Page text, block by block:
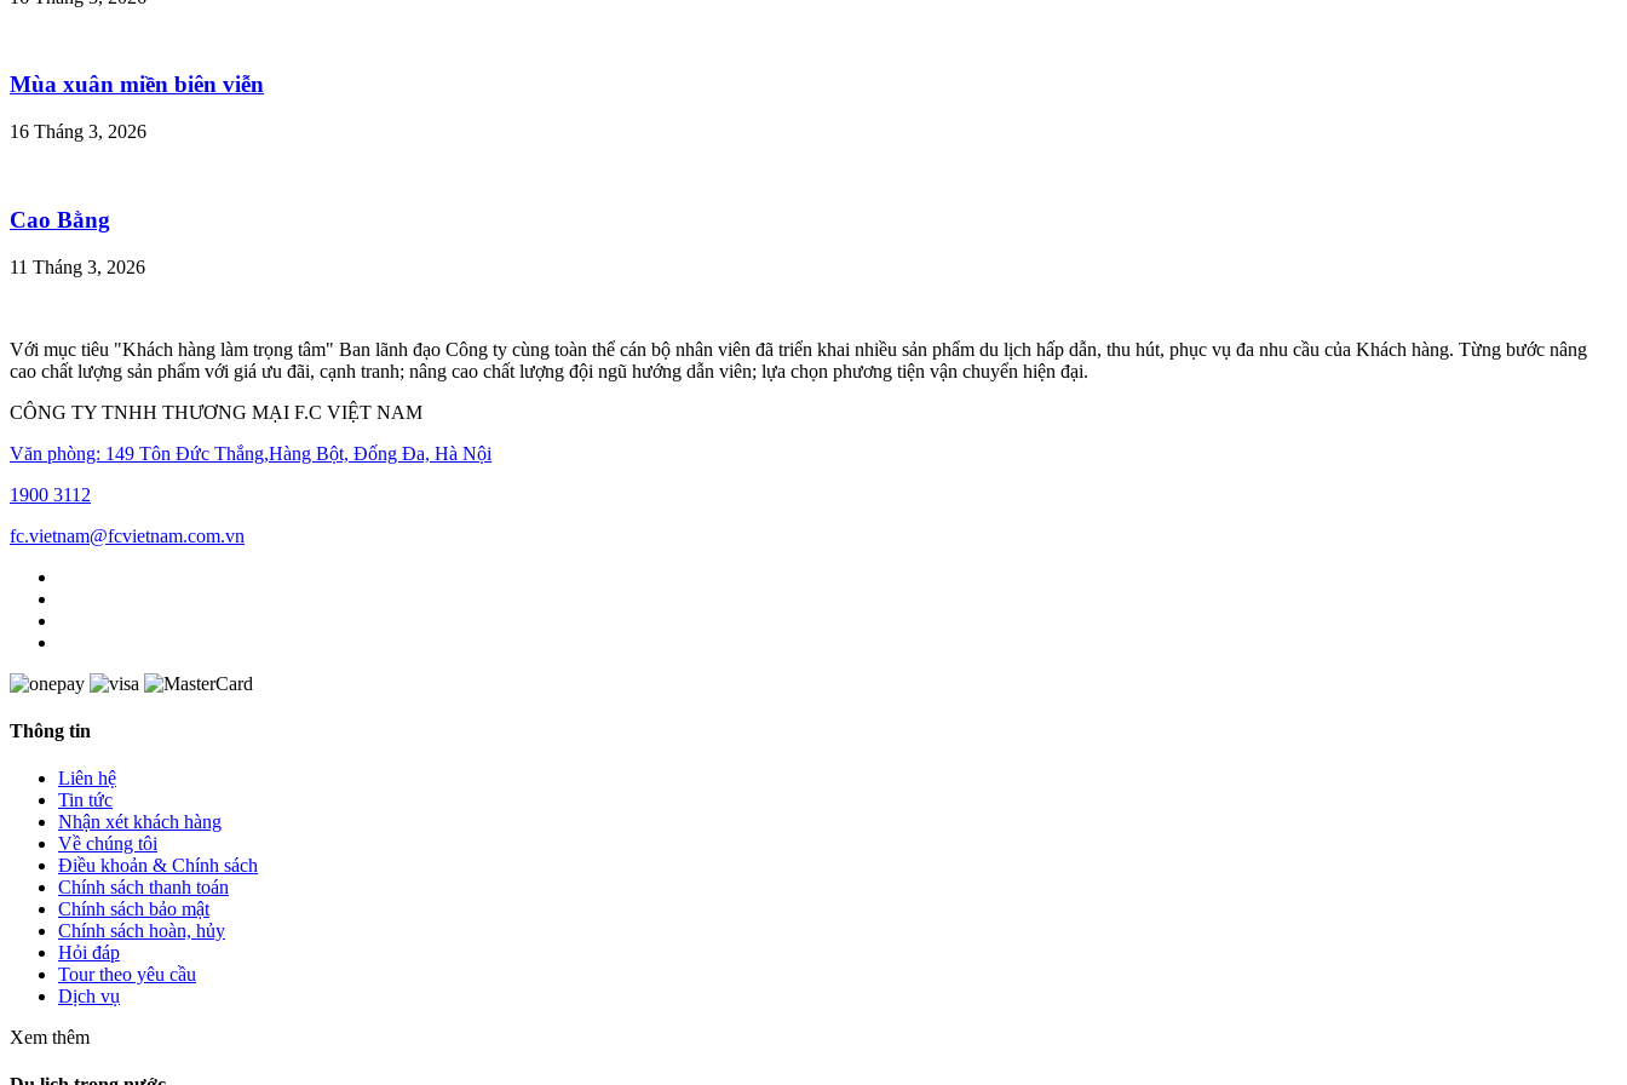
Mùa xuân miền biên viễn
16 Tháng 3, 2026
Cao Bằng
11 Tháng 3, 2026
Với mục tiêu "Khách hàng làm trọng tâm" Ban lãnh đạo Công ty cùng toàn thể cán bộ nhân viên đã triển khai nhiều sản phẩm du lịch hấp dẫn, thu hút, phục vụ đa nhu cầu của Khách hàng. Từng bước nâng
cao chất lượng sản phẩm với giá ưu đãi, cạnh tranh; nâng cao chất lượng đội ngũ hướng dẫn viên; lựa chọn phương tiện vận chuyển hiện đại.
CÔNG TY TNHH THƯƠNG MẠI F.C VIỆT NAM
Văn phòng: 149 Tôn Đức Thắng,Hàng Bột, Đống Đa, Hà Nội
1900 3112
fc.vietnam@fcvietnam.com.vn
Thông tin
Liên hệ
Tin tức
Nhận xét khách hàng
Về chúng tôi
Điều khoản & Chính sách
Chính sách thanh toán
Chính sách bảo mật
Chính sách hoàn, hủy
Hỏi đáp
Tour theo yêu cầu
Dịch vụ
Xem thêm